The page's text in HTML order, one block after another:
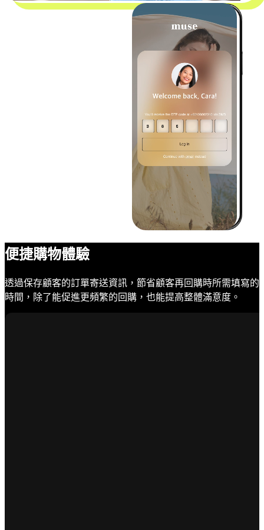
便捷購物體驗
透過保存顧客的訂單寄送資訊，節省顧客再回購時所需填寫的
時間，除了能促進更頻繁的回購，也能提高整體滿意度。